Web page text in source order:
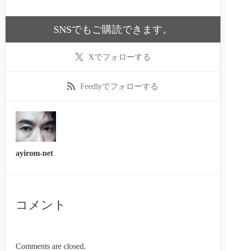
SNSでもご購読できます。
Xでフォローする
Feedlyでフォローする
ayirom-net
コメント
Comments are closed.